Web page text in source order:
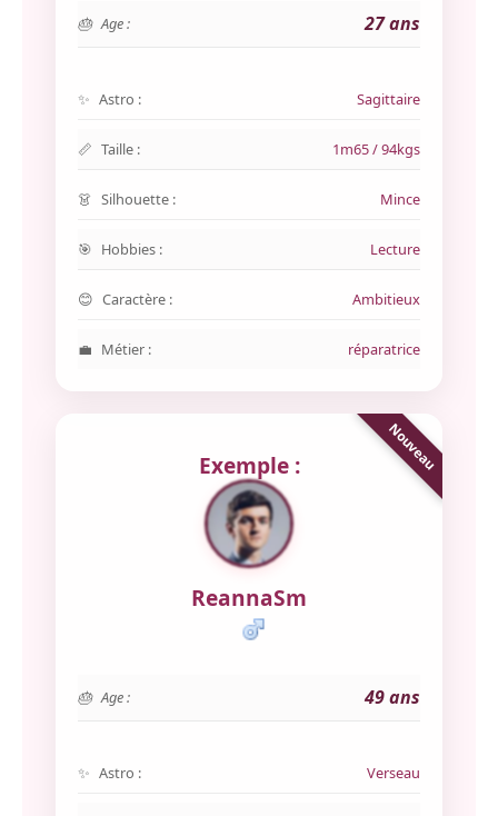
Age : 27 ans
Astro : Sagittaire
Taille : 1m65 / 94kgs
Silhouette : Mince
Hobbies : Lecture
Caractère : Ambitieux
Métier : réparatrice
Exemple :
ReannaSm
Age : 49 ans
Astro : Verseau